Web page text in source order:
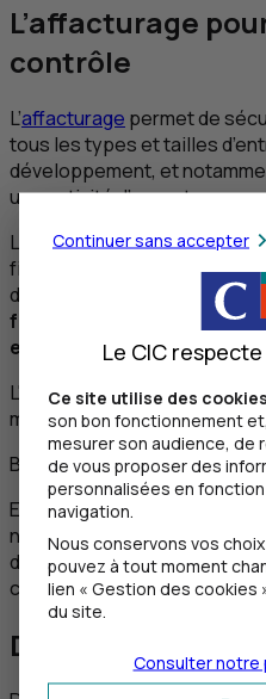
L’affacturage
contrôle
L’affacturage permet de
tous les types et tailles
développement, et
une activité d’export.
Les services apportés par
financement immédiat des
devises), incluent :
la
factures, leur relance et la
effets de change.
L'affacturage présente donc
marché domestique qu'à
Bon à savoir
Exporter constitue souvent
négligeable pour
de risque quand on ne
culturel des pays cibles.
Des experts à la
Continuer sans accepter
Le CIC
Ce site utilise des
son bon fonctionnement
mesurer son audience,
de vous proposer des
personnalisées en
navigation.
Nous conservons vos
pouvez à tout moment
lien « Gestion des cookies
du site.
Consulter notre